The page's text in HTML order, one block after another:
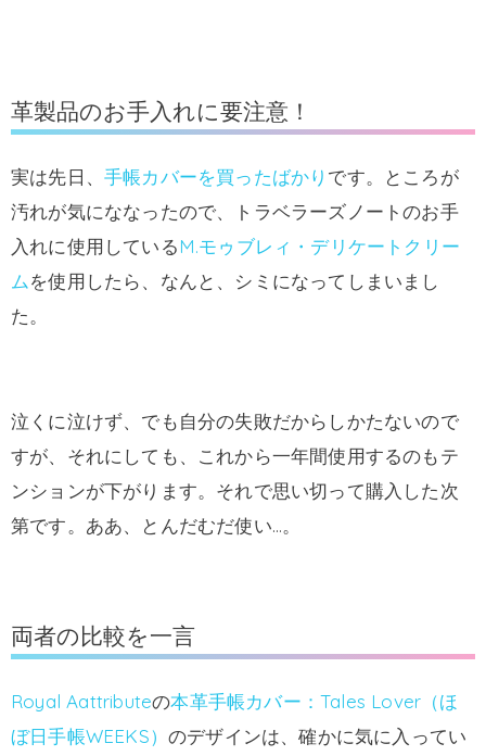
革製品のお手入れに要注意！
実は先日、 手帳カバーを買ったばかり です。ところが
汚れが気にななったので、トラベラーズノートのお手
入れに使用しているM.モゥブレィ・デリケートクリー
ムを使用したら、なんと、シミになってしまいまし
た。
泣くに泣けず、でも自分の失敗だからしかたないので
すが、それにしても、これから一年間使用するのもテ
ンションが下がります。それで思い切って購入した次
第です。ああ、とんだむだ使い…。
両者の比較を一言
Royal Aattributeの本革手帳カバー：Tales Lover（ほ
ぼ日手帳WEEKS） のデザインは、確かに気に入ってい